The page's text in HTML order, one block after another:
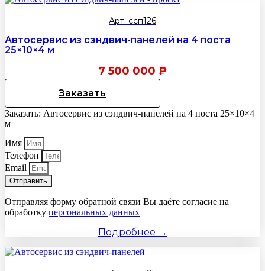
Арт. ссп126
Автосервис из сэндвич-панелей на 4 поста
25×10×4 м
7 500 000 ₽
Заказать
Заказать: Автосервис из сэндвич-панелей на 4 поста 25×10×4
м
Имя
Телефон
Email
Отправить
Отправляя форму обратной связи Вы даёте согласие на
обработку персональных данных
Подробнее →